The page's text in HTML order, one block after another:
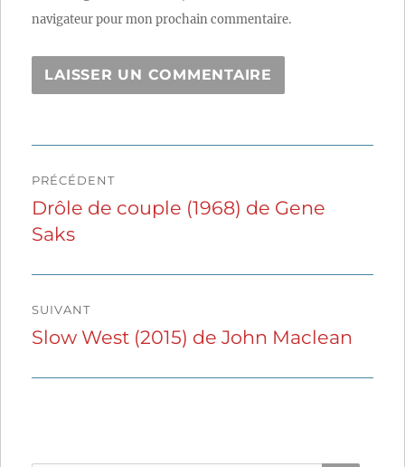
navigateur pour mon prochain commentaire.
de
l’article
PRÉCÉDENT
Publication
précédente :
Drôle de couple (1968) de Gene
Saks
SUIVANT
Publication
Slow West (2015) de John Maclean